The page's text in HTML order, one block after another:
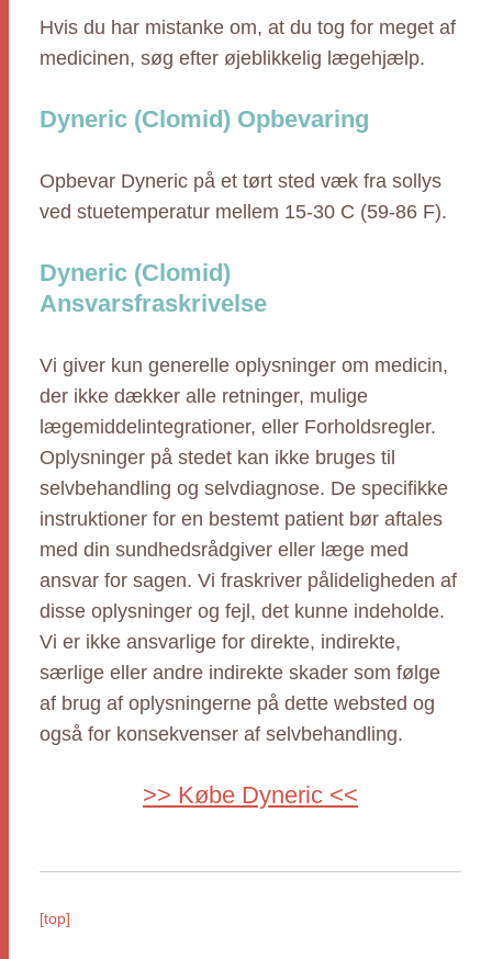
Hvis du har mistanke om, at du tog for meget af
medicinen, søg efter øjeblikkelig lægehjælp.
Dyneric (Clomid) Opbevaring
Opbevar Dyneric på et tørt sted væk fra sollys
ved stuetemperatur mellem 15-30 C (59-86 F).
Dyneric (Clomid)
Ansvarsfraskrivelse
Vi giver kun generelle oplysninger om medicin,
der ikke dækker alle retninger, mulige
lægemiddelintegrationer, eller Forholdsregler.
Oplysninger på stedet kan ikke bruges til
selvbehandling og selvdiagnose. De specifikke
instruktioner for en bestemt patient bør aftales
med din sundhedsrådgiver eller læge med
ansvar for sagen. Vi fraskriver pålideligheden af
disse oplysninger og fejl, det kunne indeholde.
Vi er ikke ansvarlige for direkte, indirekte,
særlige eller andre indirekte skader som følge
af brug af oplysningerne på dette websted og
også for konsekvenser af selvbehandling.
>> Købe Dyneric <<
[top]